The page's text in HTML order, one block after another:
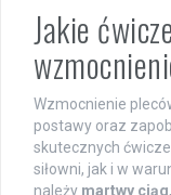
Jakie
Wzmocnienie
postawy oraz
skutecznych
siłowni, jak i w
należy martwy ciąg